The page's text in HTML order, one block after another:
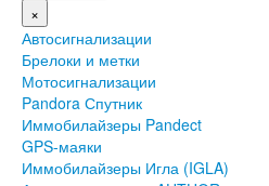
×
Автосигнализации
Брелоки и метки
Мотосигнализации
Pandora Спутник
Иммобилайзеры Pandect
GPS-маяки
Иммобилайзеры Игла (IGLA)